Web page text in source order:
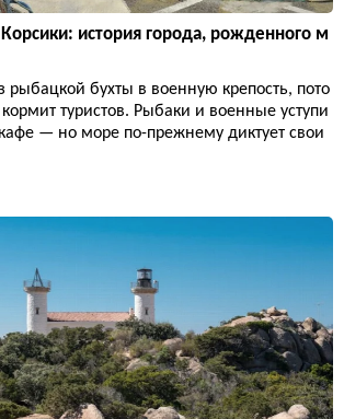
история города, рожденного м
рыбацкой бухты в военную крепость, пото
туристов. Рыбаки и военные уступи
— но море по-прежнему диктует свои